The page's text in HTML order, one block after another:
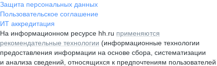
Защита персональных данных
Пользовательское соглашение
ИТ аккредитация
На информационном ресурсе hh.ru применяются
рекомендательные технологии (информационные технологии
предоставления информации на основе сбора, систематизации
и анализа сведений, относящихся к предпочтениям пользователей